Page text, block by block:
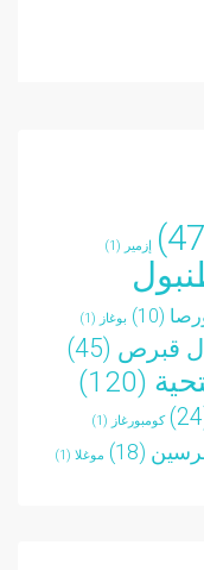
إزمير (1)
(10) بوغاز (1)
قبرص (45)
(120)
كومبورغاز (1)
(18) موغلا (1)